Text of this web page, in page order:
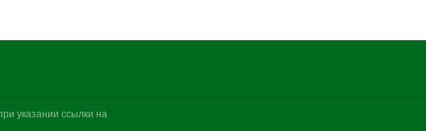
указании ссылки на